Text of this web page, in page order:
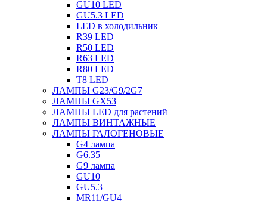
GU10 LED
GU5.3 LED
LED в холодильник
R39 LED
R50 LED
R63 LED
R80 LED
T8 LED
ЛАМПЫ G23/G9/2G7
ЛАМПЫ GX53
ЛАМПЫ LED для растений
ЛАМПЫ ВИНТАЖНЫЕ
ЛАМПЫ ГАЛОГЕНОВЫЕ
G4 лампа
G6.35
G9 лампа
GU10
GU5.3
MR11/GU4